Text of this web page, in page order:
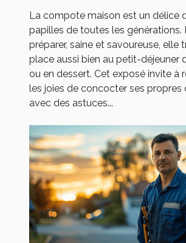
La compote maison est un délice
papilles de toutes les générations.
préparer, saine et savoureuse, elle
place aussi bien au petit-déjeuner
ou en dessert. Cet exposé invite à
les joies de concocter ses propres
avec des astuces...